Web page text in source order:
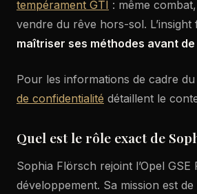
tempérament GTI : même
vendre du rêve hors-sol. L’insight
maîtriser ses méthodes avant
Pour les informations de cadre du
de confidentialité détaillent le
Quel est le rôle exact de
Sophia Flörsch rejoint l’Opel GSE
développement. Sa mission est